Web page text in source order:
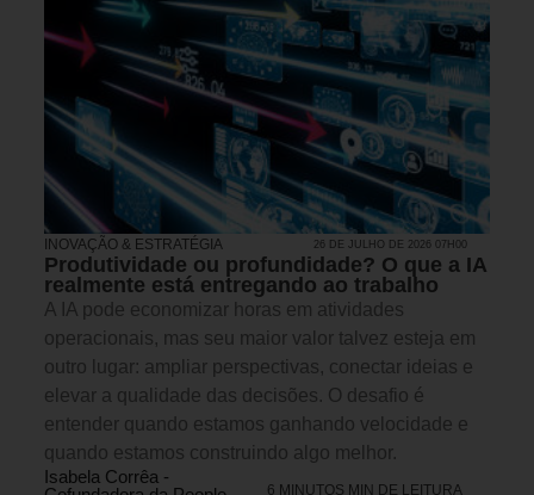
INOVAÇÃO & ESTRATÉGIA 26 DE JULHO DE 2026 07H00
Produtividade ou profundidade? O que a IA
realmente está entregando ao trabalho
A IA pode economizar horas em atividades
operacionais, mas seu maior valor talvez esteja em
outro lugar: ampliar perspectivas, conectar ideias e
elevar a qualidade das decisões. O desafio é
entender quando estamos ganhando velocidade e
quando estamos construindo algo melhor.
Isabela Corrêa -
6 MINUTOS MIN DE LEITURA